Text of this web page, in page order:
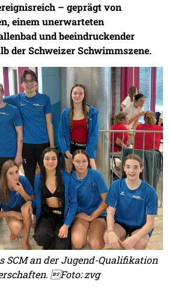
– geprägt von
einem unerwarteten
und beeindruckender
der Schweizer Schwimmszene.
SCM an der Jugend-Qualifikation
Foto: zvg